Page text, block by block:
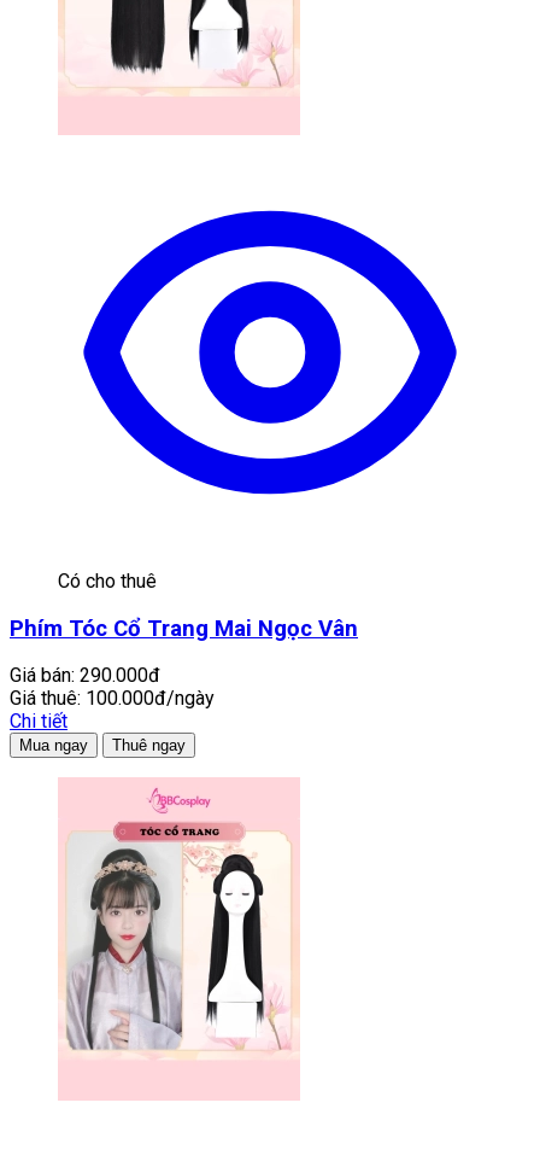
Có cho thuê
Phím Tóc Cổ Trang Mai Ngọc Vân
Giá bán: 290.000đ
Giá thuê: 100.000đ/ngày
Chi tiết
Mua ngay Thuê ngay